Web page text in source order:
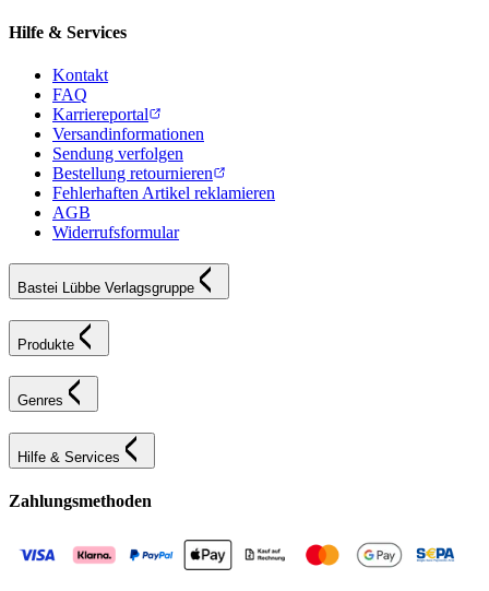
Hilfe & Services
Kontakt
FAQ
Karriereportal
Versandinformationen
Sendung verfolgen
Bestellung retournieren
Fehlerhaften Artikel reklamieren
AGB
Widerrufsformular
Bastei Lübbe Verlagsgruppe
Produkte
Genres
Hilfe & Services
Zahlungsmethoden